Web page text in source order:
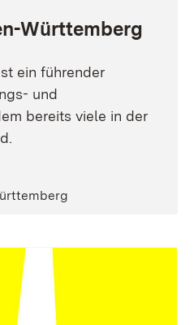
Württemberg
ein führender
und
bereits viele in der